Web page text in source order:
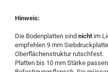
Hinweis:
Die Bodenplatten sind nicht im
empfehlen 9 mm
Oberflächenstruktur rutschfest.
Platten bis 10 mm Stärke